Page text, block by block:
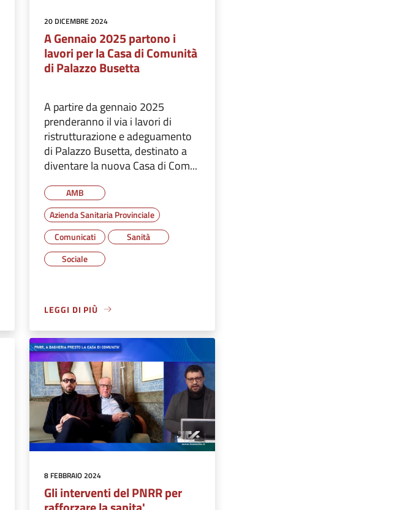
20 DICEMBRE 2024
A Gennaio 2025 partono i
lavori per la Casa di Comunità
di Palazzo Busetta
A partire da gennaio 2025
prenderanno il via i lavori di
ristrutturazione e adeguamento
di Palazzo Busetta, destinato a
diventare la nuova Casa di Com...
AMB
Azienda Sanitaria Provinciale
Comunicati
Sanità
Sociale
LEGGI DI PIÙ
8 FEBBRAIO 2024
Gli interventi del PNRR per